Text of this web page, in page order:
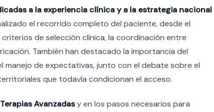
a la experiencia clínica y a la estrategia nacional
el recorrido completo del paciente, desde el
de selección clínica, la coordinación entre
También han destacado la importancia del
de expectativas, junto con el debate sobre el
que todavía condicionan el acceso.
Avanzadasy en los pasos necesarios para